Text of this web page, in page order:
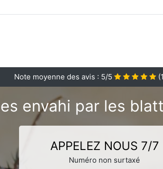
Note moyenne des avis : 5/5 (
envahi par les
APPELEZ NOUS 7/7
Numéro non surtaxé